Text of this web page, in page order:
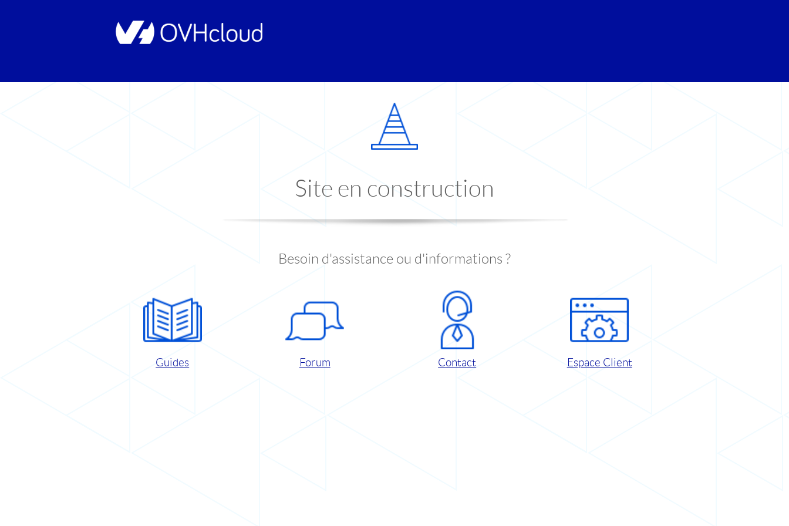
Site en construction
Besoin d'assistance ou d'informations ?
Guides Forum Contact Espace Client